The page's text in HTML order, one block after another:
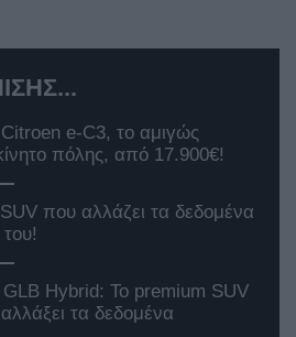
e-C3, το αμιγώς
πόλης, από 17.900€!
που αλλάζει τα δεδομένα
Hybrid: Το premium SUV
τα δεδομένα